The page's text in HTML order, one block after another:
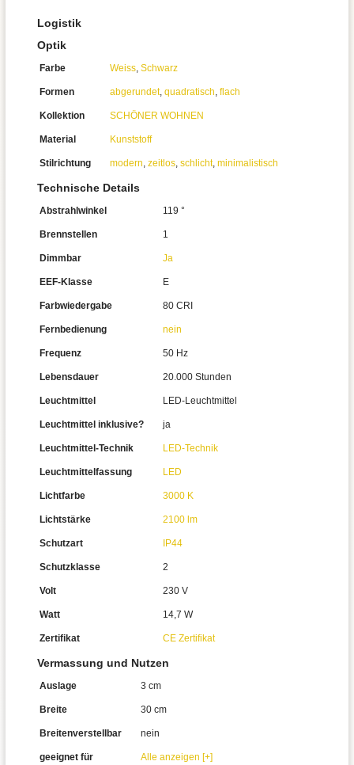
Logistik
Optik
Farbe Weiss, Schwarz
Formen abgerundet, quadratisch, flach
Kollektion SCHÖNER WOHNEN
Material Kunststoff
Stilrichtung modern, zeitlos, schlicht, minimalistisch
Technische Details
Abstrahlwinkel 119 °
Brennstellen 1
Dimmbar Ja
EEF-Klasse E
Farbwiedergabe 80 CRI
Fernbedienung nein
Frequenz 50 Hz
Lebensdauer 20.000 Stunden
Leuchtmittel LED-Leuchtmittel
Leuchtmittel inklusive? ja
Leuchtmittel-Technik LED-Technik
Leuchtmittelfassung LED
Lichtfarbe 3000 K
Lichtstärke 2100 lm
Schutzart IP44
Schutzklasse 2
Volt 230 V
Watt 14,7 W
Zertifikat CE Zertifikat
Vermassung und Nutzen
Auslage 3 cm
Breite 30 cm
Breitenverstellbar nein
geeignet für Alle anzeigen [+]